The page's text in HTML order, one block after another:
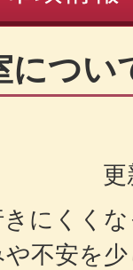
につい
にくく
不安を